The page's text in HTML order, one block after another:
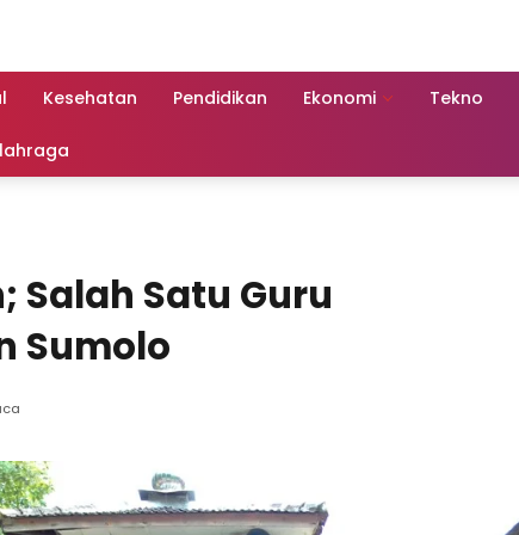
Kesehatan Pendidikan Ekonomi Tekno
Salah Satu Guru
Sumolo